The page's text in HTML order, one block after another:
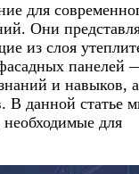
для
Они
из слоя
панелей
и навыков, а
В данной статье
для